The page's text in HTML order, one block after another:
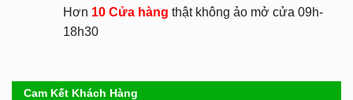
Hơn 10 Cửa hàng thật không ảo mở cửa 09h-
18h30
Cam Kết Khách Hàng